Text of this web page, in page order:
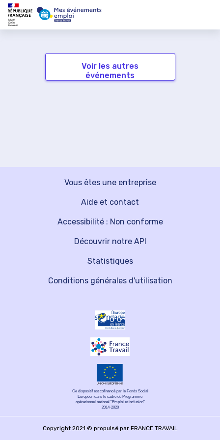
Voir les autres
événements
Vous êtes une entreprise
Découvrir notre API
Aide et contact
Statistiques
Accessibilité : Non conforme
Conditions générales d'utilisation
Ce dispositif est cofinancé par le Fonds Social
Européen dans le cadre du Programme
opérationnel national "Emploi et inclusion"
2014-2020
Copyright 2021 © propulsé par FRANCE TRAVAIL